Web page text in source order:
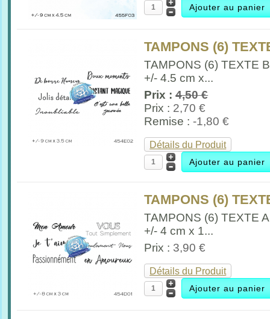
TAMPONS (6)
TAMPONS (6) TEXTE B
+/- 4.5 cm x...
Prix :4,50 €
Prix : 2,70 €
Remise :-1,80 €
Détails du Produit
TAMPONS (6)
TAMPONS (6) TEXTE A
+/- 4 cm x 1...
Prix : 3,90 €
Détails du Produit